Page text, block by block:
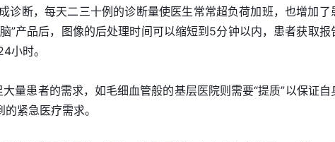
诊断，每天二三十例的诊断量使医生常常超负荷加班，也增加了
”产品后，图像的后处理时间可以缩短到5分钟以内，患者获取报
小时。
大量患者的需求，如毛细血管般的基层医院则需要“提质”以保证自
紧急医疗需求。